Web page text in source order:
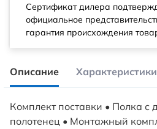
Сертификат дилера
официальное
гарантия происхождения
Описание Характеристики
Комплект поставки • Полка с
полотенец • Монтажный